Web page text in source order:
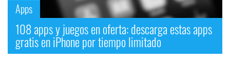
Contacto
/
Sobre
nosotros
Apps
108 apps y juegos en oferta: descarga estas apps
gratis en iPhone por tiempo limitado